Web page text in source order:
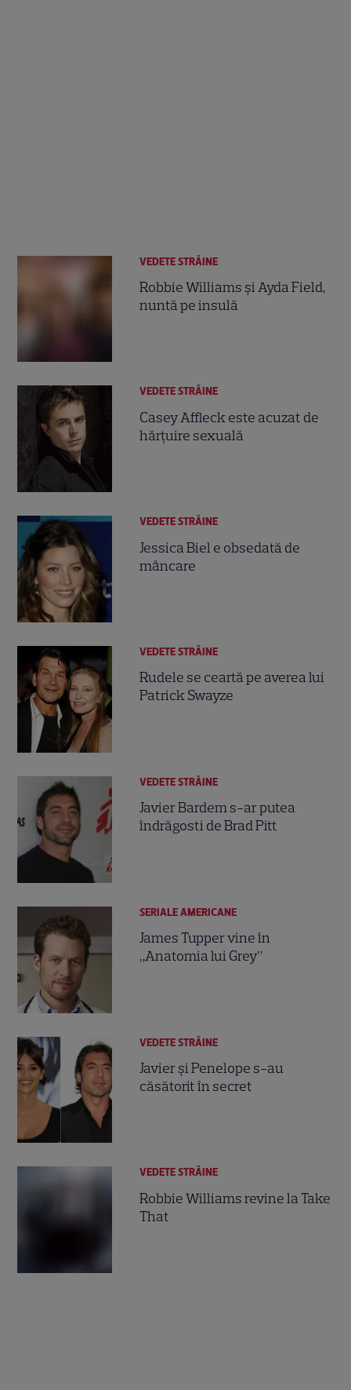
VEDETE STRĂINE
Robbie Williams şi Ayda Field,
nuntă pe insulă
VEDETE STRĂINE
Casey Affleck este acuzat de
hărţuire sexuală
VEDETE STRĂINE
Jessica Biel e obsedată de
mâncare
VEDETE STRĂINE
Rudele se ceartă pe averea lui
Patrick Swayze
VEDETE STRĂINE
Javier Bardem s-ar putea
îndrăgosti de Brad Pitt
SERIALE AMERICANE
James Tupper vine în
„Anatomia lui Grey”
VEDETE STRĂINE
Javier şi Penelope s-au
căsătorit în secret
VEDETE STRĂINE
Robbie Williams revine la Take
That